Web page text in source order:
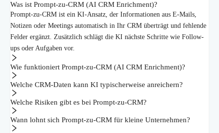
Was ist Prompt-zu-CRM (AI CRM Enrichment)?
Prompt-zu-CRM ist ein KI-Ansatz, der Informationen aus E-Mails,
Notizen oder Meetings automatisch in Ihr CRM überträgt und fehlende
Felder ergänzt. Zusätzlich schlägt die KI nächste Schritte wie Follow-
ups oder Aufgaben vor.
Wie funktioniert Prompt-zu-CRM (AI CRM Enrichment)?
Welche CRM-Daten kann KI typischerweise anreichern?
Welche Risiken gibt es bei Prompt-zu-CRM?
Wann lohnt sich Prompt-zu-CRM für kleine Unternehmen?